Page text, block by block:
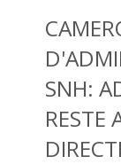
SNH:
RESTE